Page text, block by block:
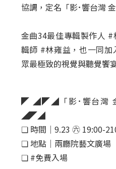
協調，定名「影･響台灣
金曲34最佳專輯製作人
輯師 #林雍益，也一同
眾最極致的視覺與聽覺饗
◤ ◢◤◢「影･響台灣
◢◤◢
❏ 時間｜9.23 ㊅ 19:00-
❏ 地點｜兩廳院藝文廣場
❏ #免費入場